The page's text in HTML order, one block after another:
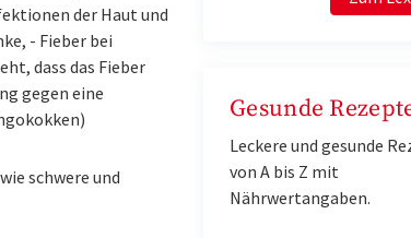
der Haut und
- Fieber bei
dass das Fieber
gegen eine
schwere und
Gesunde
Leckere und gesunde
von A bis Z mit
Nährwertangaben.